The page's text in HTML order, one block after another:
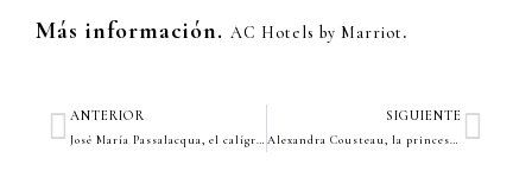
Más información. AC Hotels by Marriot.
Ant
ANTERIOR
José María Passalacqua, el calígrafo de oro
SIGUIENTE
Alexandra Cousteau, la princesa sirena